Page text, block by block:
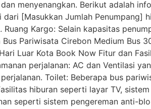
menyenangkan. Berikut adalah
[Masukkan Jumlah Penumpang]
Kargo: Selain kapasitas
Pariwisata Cirebon Medium Bus
Luar Kota Book Now Fitur dan
perjalanan: AC dan Ventilasi
Toilet: Beberapa bus
hiburan seperti layar TV,
seperti sistem pengereman anti-